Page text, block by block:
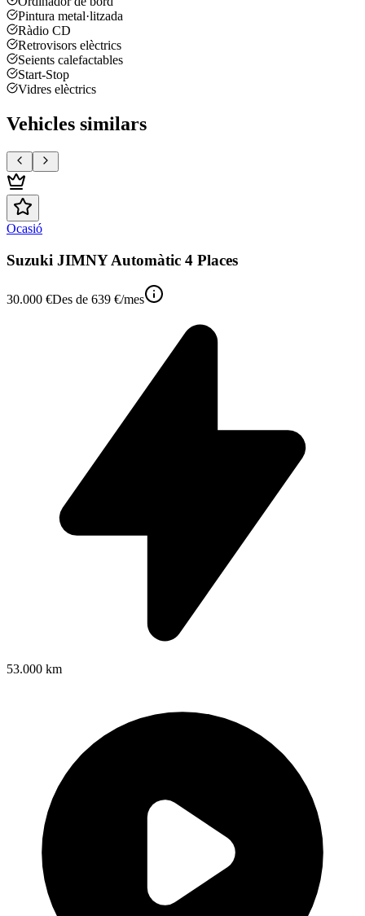
Pintura metal·litzada
Ràdio CD
Retrovisors elèctrics
Seients calefactables
Start-Stop
Vidres elèctrics
Vehicles similars
Ocasió
Suzuki JIMNY Automàtic 4 Places
30.000 €Des de 639 €/mes
53.000 km